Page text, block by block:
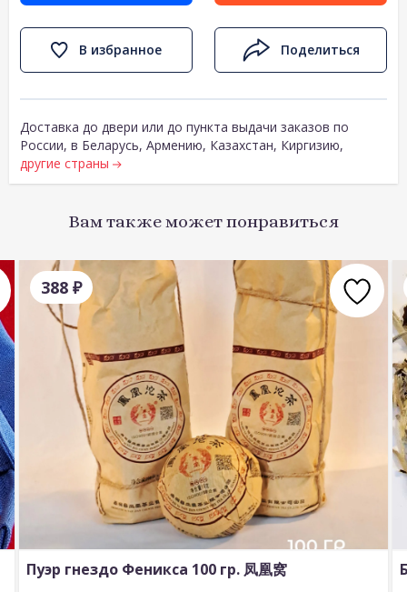
Поделиться
В избранное
Доставка до двери или до пункта выдачи заказов по
России, в Беларусь, Армению, Казахстан, Киргизию,
другие страны
Вам также может понравиться
388 ₽
Пуэр гнездо Феникса 100 гр. 凤凰窝